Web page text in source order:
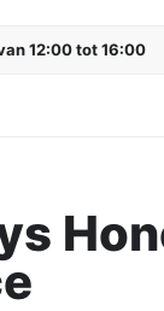
12:00 tot 16:00